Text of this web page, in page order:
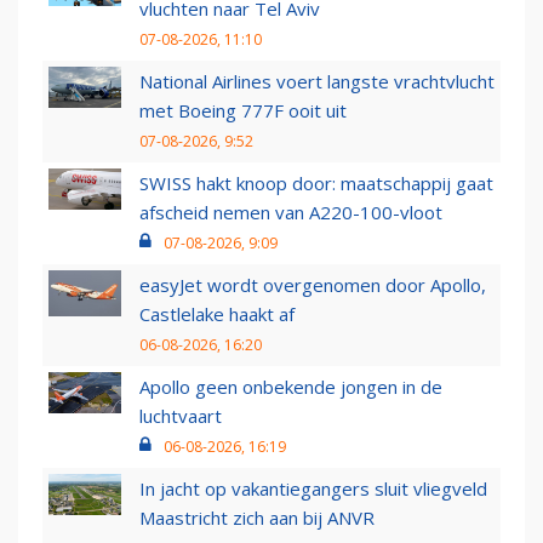
vluchten naar Tel Aviv
07-08-2026, 11:10
National Airlines voert langste vrachtvlucht
met Boeing 777F ooit uit
07-08-2026, 9:52
SWISS hakt knoop door: maatschappij gaat
afscheid nemen van A220-100-vloot
07-08-2026, 9:09
easyJet wordt overgenomen door Apollo,
Castlelake haakt af
06-08-2026, 16:20
Apollo geen onbekende jongen in de
luchtvaart
06-08-2026, 16:19
In jacht op vakantiegangers sluit vliegveld
Maastricht zich aan bij ANVR